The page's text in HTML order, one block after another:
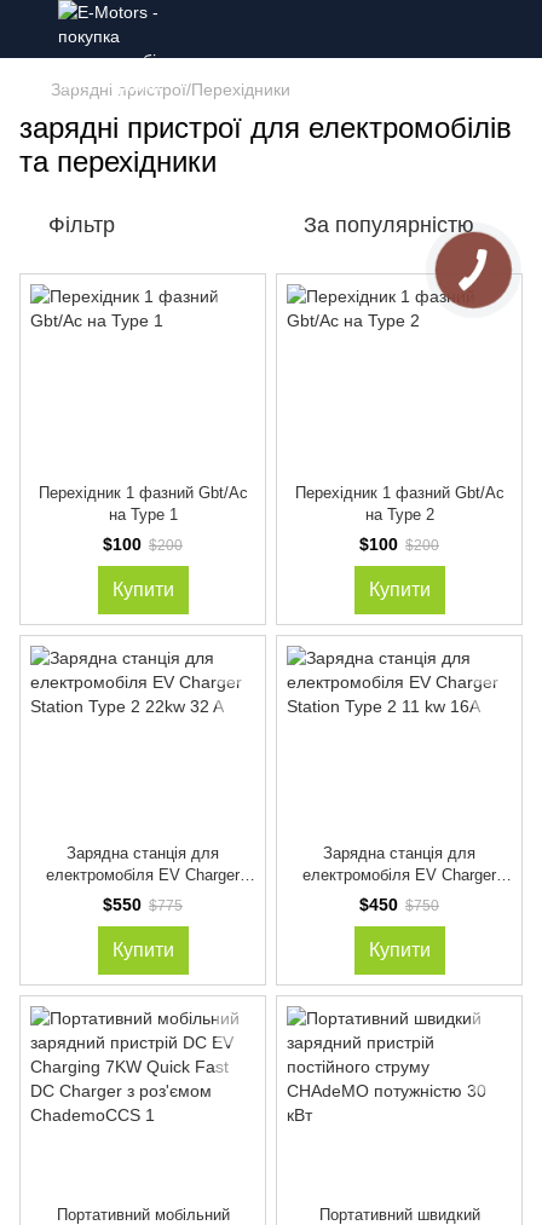
Зарядні пристрої/Перехідники
зарядні пристрої для електромобілів
та перехідники
Фільтр За популярністю
Перехідник 1 фазний Gbt/Ac
на Type 1
$100 $200
Купити
Перехідник 1 фазний Gbt/Ac
на Type 2
$100 $200
Купити
Зарядна станція для
електромобіля EV Charger
$550 $775
Купити
Зарядна станція для
електромобіля EV Charger
Station Type 2 11 kw 16A
$450 $750
Купити
Портативний мобільний
Портативний швидкий